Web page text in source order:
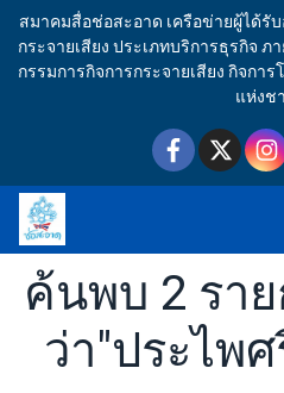
สมาคมสื่อช่อสะอาด เครือข่ายผู้ได้รั
กระจายเสียง ประเภทบริการธุรกิจ
กรรมการกิจการกระจายเสียง กิจก
แห่งช
ค้นพบ 2 รา
ว่า"ประไพ